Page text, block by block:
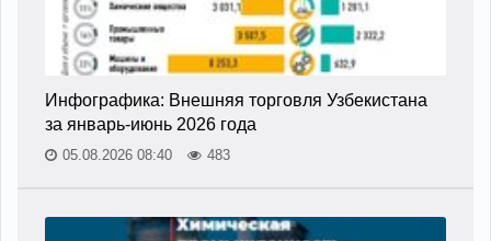
Инфографика: Внешняя торговля Узбекистана
за январь-июнь 2026 года
05.08.2026 08:40 483